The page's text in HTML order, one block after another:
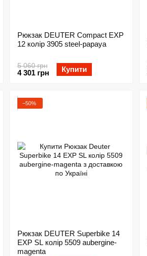
Рюкзак DEUTER Compact EXP
12 колір 3905 steel-papaya
5 060 грн
4 301 грн Купити
−50%
Рюкзак DEUTER Superbike 14
EXP SL колір 5509 aubergine-
magenta